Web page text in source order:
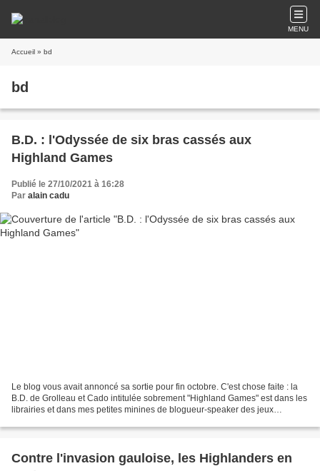
MENU
Accueil » bd
bd
B.D. : l'Odyssée de six bras cassés aux
Highland Games
Publié le 27/10/2021 à 16:28
Par alain cadu
Le blog vous avait annoncé sa sortie pour fin octobre. C'est chose faite : la
B.D. de Grolleau et Cado intitulée sobrement "Highland Games" est dans les
librairies et dans mes petites minines de blogueur-speaker des jeux
Contre l'invasion gauloise, les Highlanders en